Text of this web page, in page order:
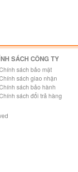
SÁCH CÔNG TY
sách bảo mật
sách giao nhận
sách bảo hành
sách đổi trả hàng